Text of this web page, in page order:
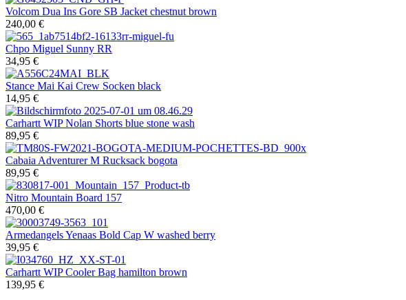
Volcom Dua Ins Gore SB Jacket chestnut brown
240,00 €
Chpo Miguel Sunny RR
34,95 €
Stance Mai Kai Crew Socken black
14,95 €
Carhartt WIPNolan Shorts blue stone wash
89,95 €
Cabaia Adventurer M Rucksack bogota
89,95 €
Nitro Mountain Board 157
470,00 €
ArmedangelsYenaas Bold Cap W washed berry
39,95 €
Carhartt WIPCooler Bag hamilton brown
139,95 €